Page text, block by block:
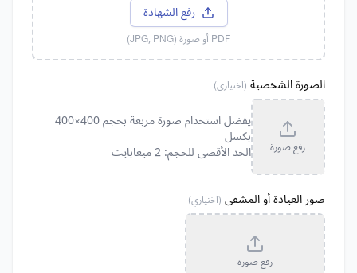
رفع الشهادة
PDF أو صورة (JPG, PNG)
الصورة الشخصية (اختياري)
رفع صورة
يفضل استخدام صورة مربعة بحجم 400×400
بكسل
الحد الأقصى للحجم: 2 ميغابايت
صور العيادة أو المشفى (اختياري)
رفع صورة